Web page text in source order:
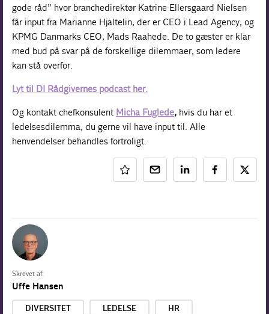
gode råd” hvor branchedirektør Katrine Ellersgaard Nielsen
får input fra Marianne Hjaltelin, der er CEO i Lead Agency, og
KPMG Danmarks CEO, Mads Raahede. De to gæster er klar
med bud på svar på de forskellige dilemmaer, som ledere
kan stå overfor.
Lyt til DI Rådgivernes podcast her.
Og kontakt chefkonsulent Micha Fuglede, hvis du har et
ledelsesdilemma, du gerne vil have input til. Alle
henvendelser behandles fortroligt.
Skrevet af:
Uffe Hansen
DIVERSITET LEDELSE HR